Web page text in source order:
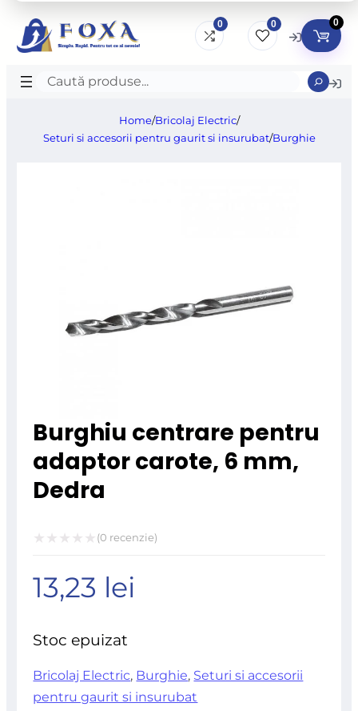
0 0 0
Caută
Home/Bricolaj Electric/
Seturi si accesorii pentru gaurit si insurubat/Burghie
Burghiu centrare pentru
adaptor carote, 6 mm,
Dedra
la
(0 recenzie)
13,23 lei
Stoc epuizat
Bricolaj Electric, Burghie, Seturi si accesorii
pentru gaurit si insurubat